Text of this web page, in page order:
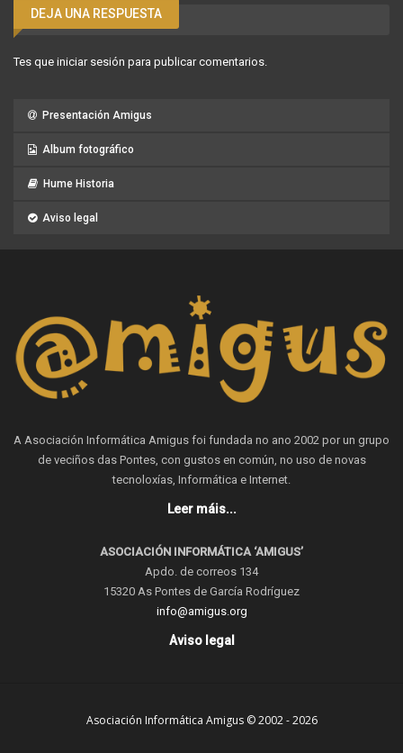
DEJA UNA RESPUESTA
Tes que iniciar sesión para publicar comentarios.
Presentación Amigus
Album fotográfico
Hume Historia
Aviso legal
A Asociación Informática Amigus foi fundada no ano 2002 por un grupo
de veciños das Pontes, con gustos en común, no uso de novas
tecnoloxías, Informática e Internet.
Leer máis...
ASOCIACIÓN INFORMÁTICA ‘AMIGUS’
Apdo. de correos 134
15320 As Pontes de García Rodríguez
info@amigus.org
Aviso legal
Asociación Informática Amigus © 2002 - 2026